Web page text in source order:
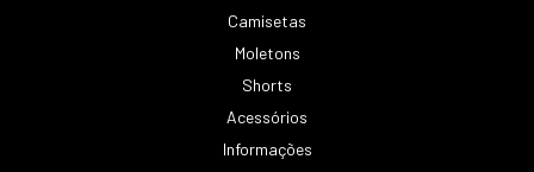
Camisetas
Moletons
Shorts
Acessórios
Informações